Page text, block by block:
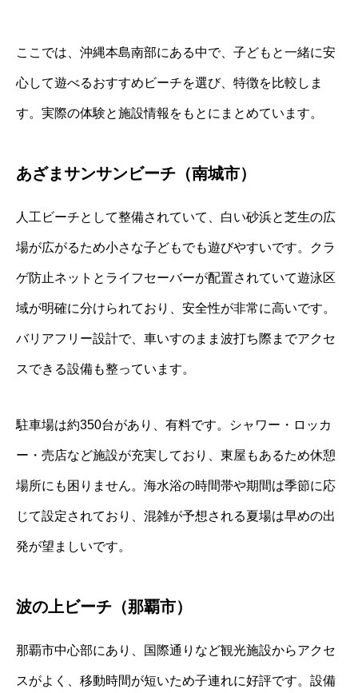
ここでは、沖縄本島南部にある中で、子どもと一緒に安
心して遊べるおすすめビーチを選び、特徴を比較しま
す。実際の体験と施設情報をもとにまとめています。
あざまサンサンビーチ（南城市）
人工ビーチとして整備されていて、白い砂浜と芝生の広
場が広がるため小さな子どもでも遊びやすいです。クラ
ゲ防止ネットとライフセーバーが配置されていて遊泳区
域が明確に分けられており、安全性が非常に高いです。
バリアフリー設計で、車いすのまま波打ち際までアクセ
スできる設備も整っています。
駐車場は約350台があり、有料です。シャワー・ロッカ
ー・売店など施設が充実しており、東屋もあるため休憩
場所にも困りません。海水浴の時間帯や期間は季節に応
じて設定されており、混雑が予想される夏場は早めの出
発が望ましいです。
波の上ビーチ（那覇市）
那覇市中心部にあり、国際通りなど観光施設からアクセ
スがよく、移動時間が短いため子連れに好評です。設備